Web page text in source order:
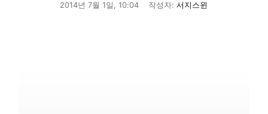
2014년 7월 1일, 10:04 작성자:서지스윈